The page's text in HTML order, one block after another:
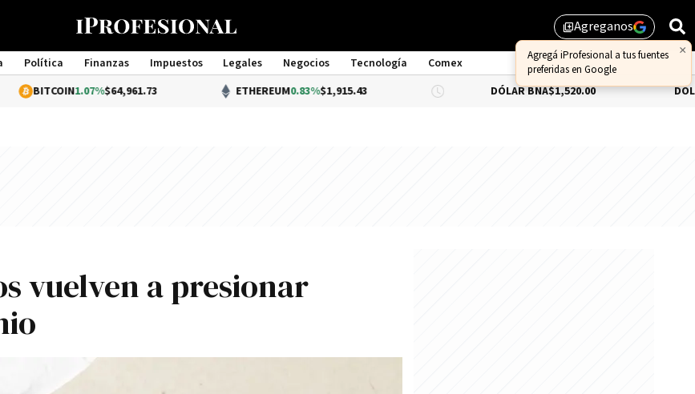
library_addAgreganos
Política Finanzas Impuestos Legales Negocios Tecnología
Comex
Management
1.07%$64,961.73 ETHEREUM0.83%$1,915.43 DÓLAR BNA $1,520.00 DÓLAR BLUE-
vuelven a presionar